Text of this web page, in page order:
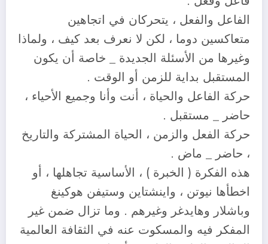
الفاعل والفعل ، يتحركان في اتجاهين
متعاكسين دوما ، لكن لا نعرف بعد كيف ، ولماذا
وغيرها من الأسئلة الجديدة _ خاصة أن يكون
المستقبل بداية للزمن أو الوقت .
حركة الفاعل والحياة ، أنت وأنا وجميع الأحياء ،
حاضر _ مستقبل .
حركة الفعل والزمن ، الحياة المشتركة والتاريخ
، حاضر _ ماض .
هذه الفكرة ( الخبرة ) ، الأساسية تجاهلها ، أو
اخطأها نيوتن ، واينشتاين وستيفن هوكينغ
وباشلار وهايدغر وغيرهم . وما تزال ضمن غير
المفكر فيه والمسكوت عنه في الثقافة العالمية